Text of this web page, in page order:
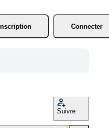
Connecter
Suivre